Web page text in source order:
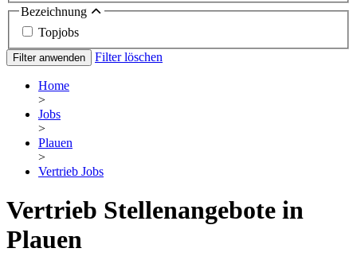
Bezeichnung
Topjobs
Filter anwenden Filter löschen
Home
>
Jobs
>
Plauen
>
Vertrieb Jobs
Vertrieb Stellenangebote in
Plauen